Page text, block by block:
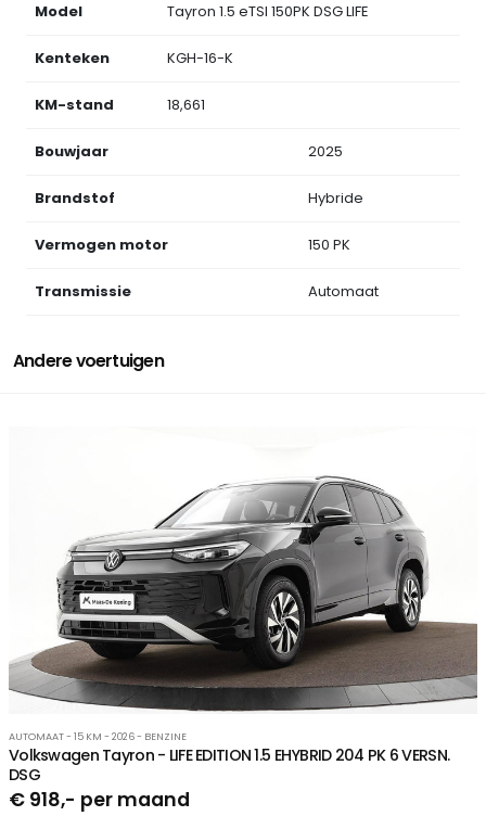
Model Tayron 1.5 eTSI 150PK DSG LIFE
Kenteken KGH-16-K
KM-stand 18,661
Bouwjaar 2025
Brandstof Hybride
Vermogen motor 150 PK
Transmissie Automaat
Andere voertuigen
AUTOMAAT - 15 KM - 2026 - BENZINE
Volkswagen Tayron - LIFE EDITION 1.5 EHYBRID 204 PK 6 VERSN.
DSG
€ 918,- per maand